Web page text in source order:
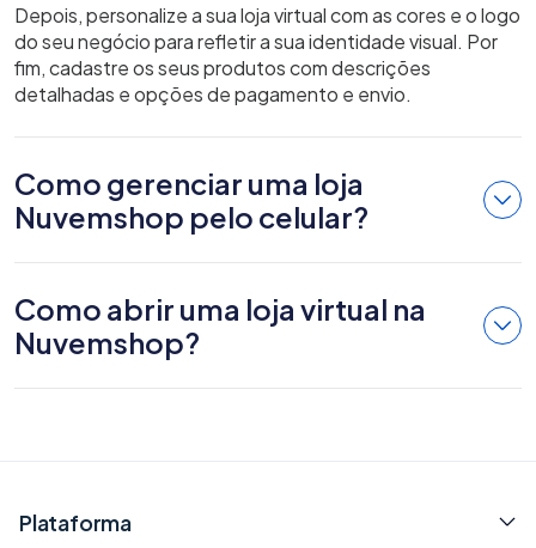
Depois, personalize a sua loja virtual com as cores e o logo
do seu negócio para refletir a sua identidade visual. Por
fim, cadastre os seus produtos com descrições
detalhadas e opções de pagamento e envio.
Como gerenciar uma loja
Nuvemshop pelo celular?
Como abrir uma loja virtual na
Nuvemshop?
Plataforma